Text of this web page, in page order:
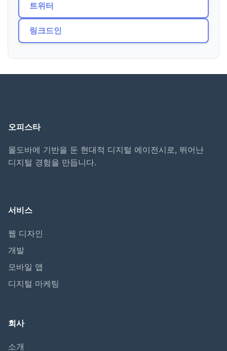
트위터
링크드인
오피스타
몰도바에 기반을 둔 현대적 디지털 에이전시로, 뛰어난
디지털 경험을 만듭니다.
서비스
웹 디자인
개발
모바일 앱
디지털 마케팅
회사
소개